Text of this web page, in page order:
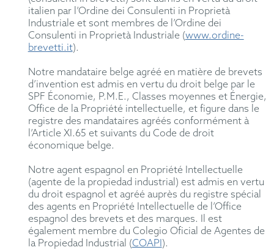
italien par l’Ordine dei Consulenti in Proprietà
Industriale et sont membres de l’Ordine dei
Consulenti in Proprietà Industriale (www.ordine-
brevetti.it).
Notre mandataire belge agréé en matière de brevets
d’invention est admis en vertu du droit belge par le
SPF Économie, P.M.E., Classes moyennes et Énergie,
Office de la Propriété intellectuelle, et figure dans le
registre des mandataires agréés conformément à
l’Article XI.65 et suivants du Code de droit
économique belge.
Notre agent espagnol en Propriété Intellectuelle
(agente de la propiedad industrial) est admis en vertu
du droit espagnol et agréé auprès du registre spécial
des agents en Propriété Intellectuelle de l’Office
espagnol des brevets et des marques. Il est
également membre du Colegio Oficial de Agentes de
la Propiedad Industrial (COAPI).